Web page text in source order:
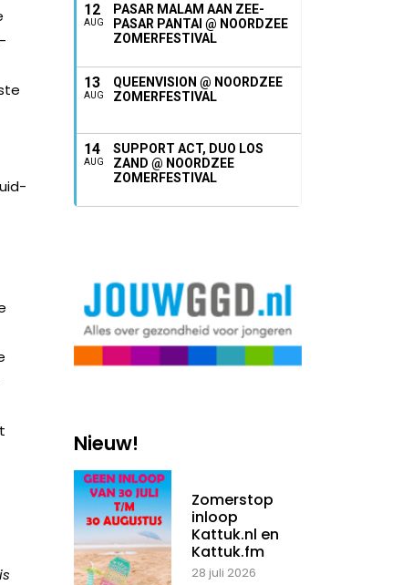
12
AUG
PASAR MALAM AAN ZEE-
PASAR PANTAI @ NOORDZEE
ZOMERFESTIVAL
13
AUG
QUEENVISION @ NOORDZEE
ZOMERFESTIVAL
14
AUG
SUPPORT ACT, DUO LOS
ZAND @ NOORDZEE
ZOMERFESTIVAL
Nieuw!
Zomerstop
inloop
Kattuk.nl en
Kattuk.fm
28 juli 2026